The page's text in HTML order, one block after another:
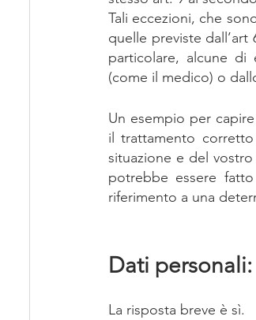
Tali eccezioni, che
quelle previste
particolare, alcune
(come il medico) o
Un esempio per
il trattamento
situazione e del
potrebbe essere
riferimento a una
Dati
La risposta breve è sì.